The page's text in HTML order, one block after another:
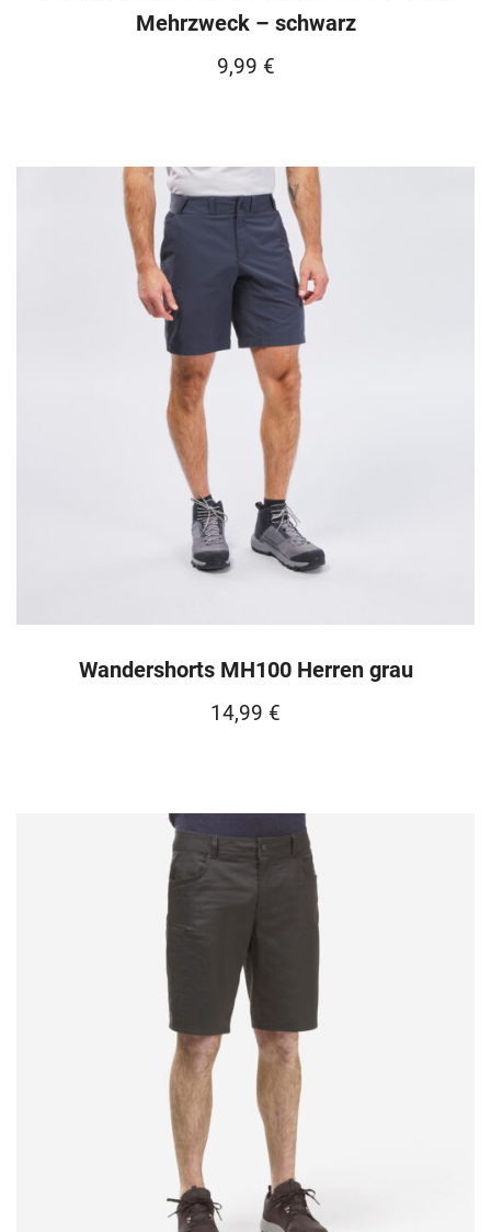
Mehrzweck – schwarz
9,99 €
Wandershorts MH100 Herren grau
14,99 €